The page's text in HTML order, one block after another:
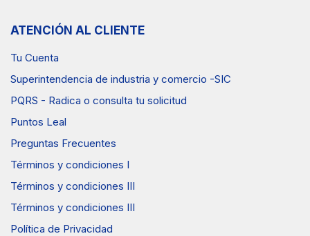
ATENCIÓN AL CLIENTE
Tu Cuenta
Superintendencia de industria y comercio -SIC
PQRS - Radica o consulta tu solicitud
Puntos Leal
Preguntas Frecuentes
Términos y condiciones I
Términos y condiciones III
Términos y condiciones III
Política de Privacidad